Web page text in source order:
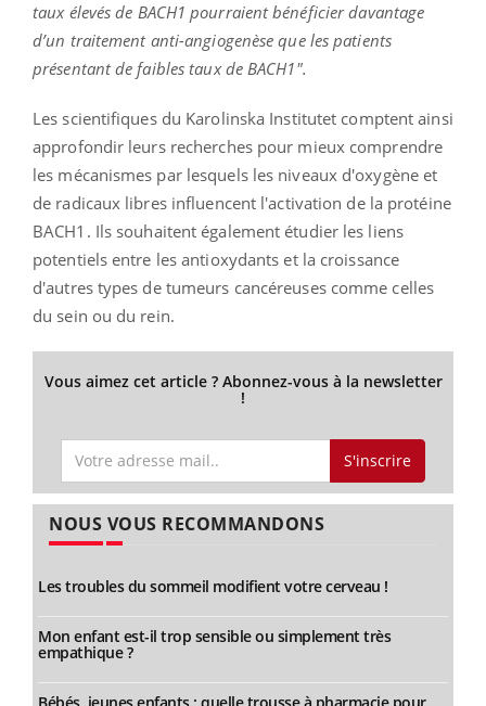
taux élevés de BACH1 pourraient bénéficier davantage
d’un traitement anti-angiogenèse que les patients
présentant de faibles taux de BACH1".
Les scientifiques du Karolinska Institutet comptent ainsi
approfondir leurs recherches pour mieux comprendre
les mécanismes par lesquels les niveaux d'oxygène et
de radicaux libres influencent l'activation de la protéine
BACH1 . Ils souhaitent également étudier les liens
potentiels entre les antioxydants et la croissance
d'autres types de tumeurs cancéreuses comme celles
du sein ou du rein.
Vous aimez cet article ? Abonnez-vous à la newsletter
!
S'inscrire
NOUS VOUS RECOMMANDONS
Les troubles du sommeil modifient votre cerveau !
Mon enfant est-il trop sensible ou simplement très
empathique ?